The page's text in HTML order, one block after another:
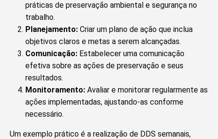
práticas de preservação ambiental e segurança no
trabalho.
Planejamento: Criar um plano de ação que inclua
objetivos claros e metas a serem alcançadas.
Comunicação: Estabelecer uma comunicação
efetiva sobre as ações de preservação e seus
resultados.
Monitoramento: Avaliar e monitorar regularmente as
ações implementadas, ajustando-as conforme
necessário.
Um exemplo prático é a realização de DDS semanais,